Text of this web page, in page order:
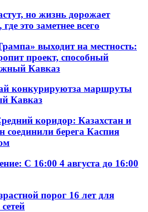
но жизнь дорожает
это заметнее всего
выходит на местность:
проект, способный
Кавказ
конкурируютза маршруты
Кавказ
коридор: Казахстан и
соединили берега Каспия
С 16:00 4 августа до 16:00
порог 16 лет для